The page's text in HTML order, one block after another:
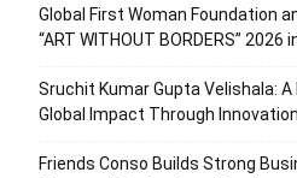
Global First Woman Foundation
“ART WITHOUT BORDERS” 2026
Sruchit Kumar Gupta Velishala:
Global Impact Through Innovation
Friends Conso Builds Strong